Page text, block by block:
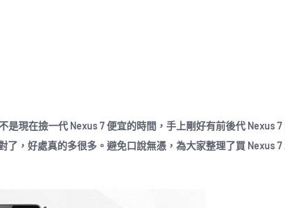
現在撿一代 Nexus 7 便宜的時間，手上剛好有前後代 Nexus
，好處真的多很多。避免口說無憑，為大家整理了買 Nexus 7